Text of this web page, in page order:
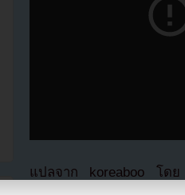
แปลจาก koreaboo โดย